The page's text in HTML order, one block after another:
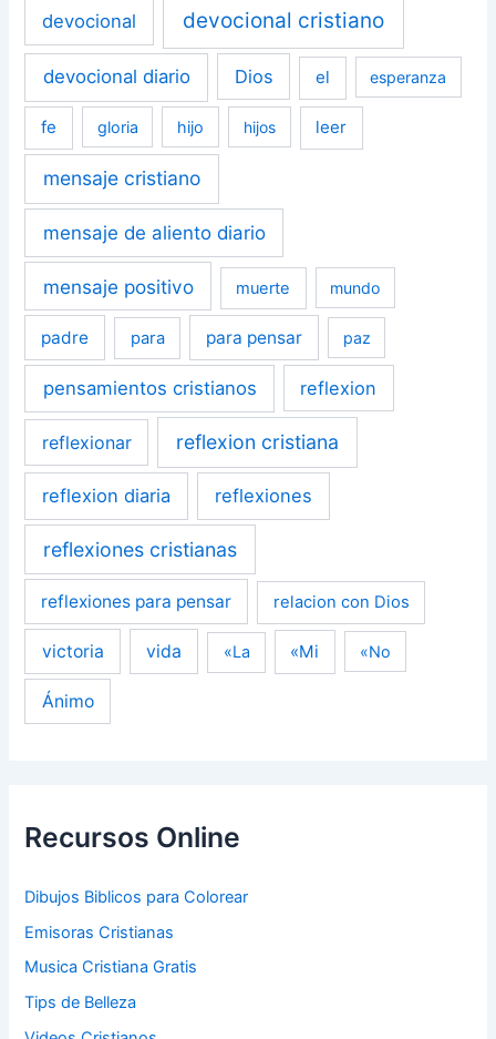
devocional devocional cristiano
devocional diario Dios el esperanza
fe gloria hijo hijos leer
mensaje cristiano
mensaje de aliento diario
mensaje positivo muerte mundo
padre para para pensar paz
pensamientos cristianos reflexion
reflexionar reflexion cristiana
reflexion diaria reflexiones
reflexiones cristianas
reflexiones para pensar relacion con Dios
victoria vida «La «Mi «No
Ánimo
Recursos Online
Dibujos Biblicos para Colorear
Emisoras Cristianas
Musica Cristiana Gratis
Tips de Belleza